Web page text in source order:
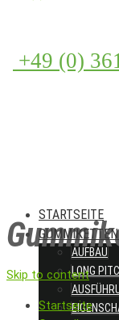
+49 (0)
STARTSEITE
AUFBAU
LONG
Skip to content
Startseite